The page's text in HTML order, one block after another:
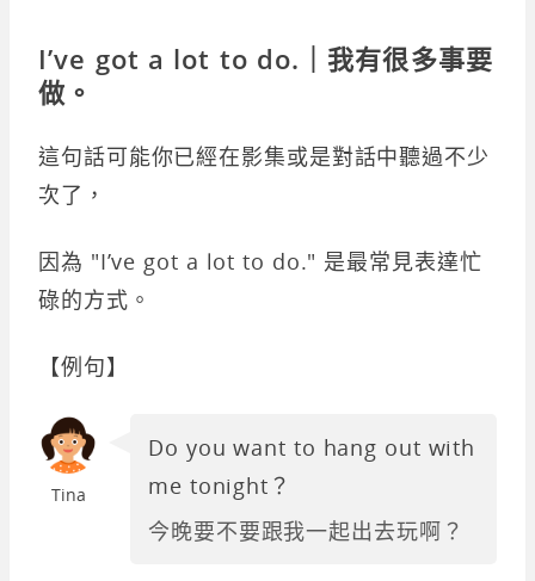
I’ve got a lot to do.｜我有很多事要
做。
這句話可能你已經在影集或是對話中聽過不少
次了，
因為 "I’ve got a lot to do." 是最常見表達忙
碌的方式。
【例句】
Tina
Do you want to hang out with
me tonight？
今晚要不要跟我一起出去玩啊？